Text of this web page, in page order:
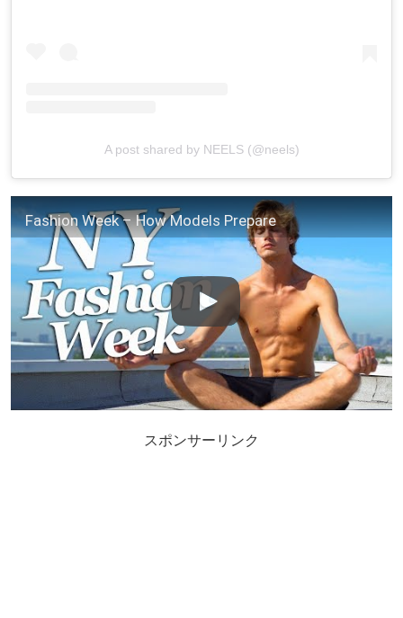
A post shared by NEELS (@neels)
Fashion Week – How Models Prepare
スポンサーリンク